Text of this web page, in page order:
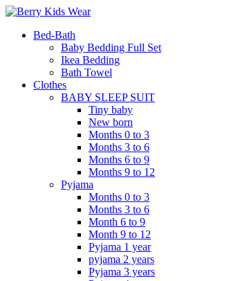
Bed-Bath
Baby Bedding Full Set
Ikea Bedding
Bath Towel
Clothes
BABY SLEEP SUIT
Tiny baby
New born
Months 0 to 3
Months 3 to 6
Months 6 to 9
Months 9 to 12
Pyjama
Months 0 to 3
Months 3 to 6
Month 6 to 9
Month 9 to 12
Pyjama 1 year
pyjama 2 years
Pyjama 3 years